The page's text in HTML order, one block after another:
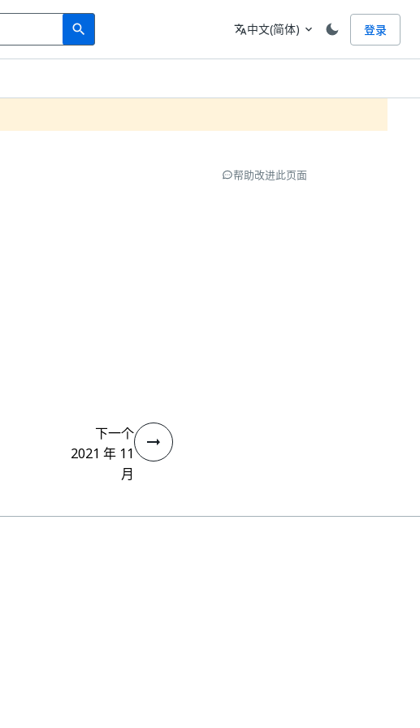
search
Search 语言
translate中文(简体) expand_more 登录
帮助改进此页面
下一个
2021 年 11
月